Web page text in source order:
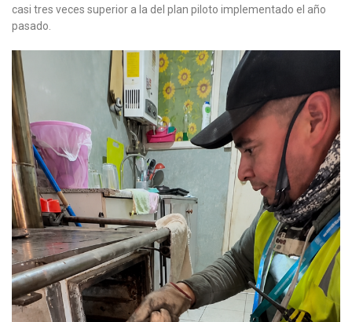
casi tres veces superior a la del plan piloto implementado el año
pasado.